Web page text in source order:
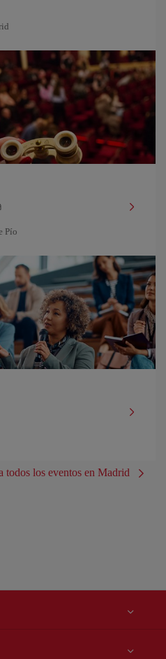
Pío
todos los eventos en Madrid